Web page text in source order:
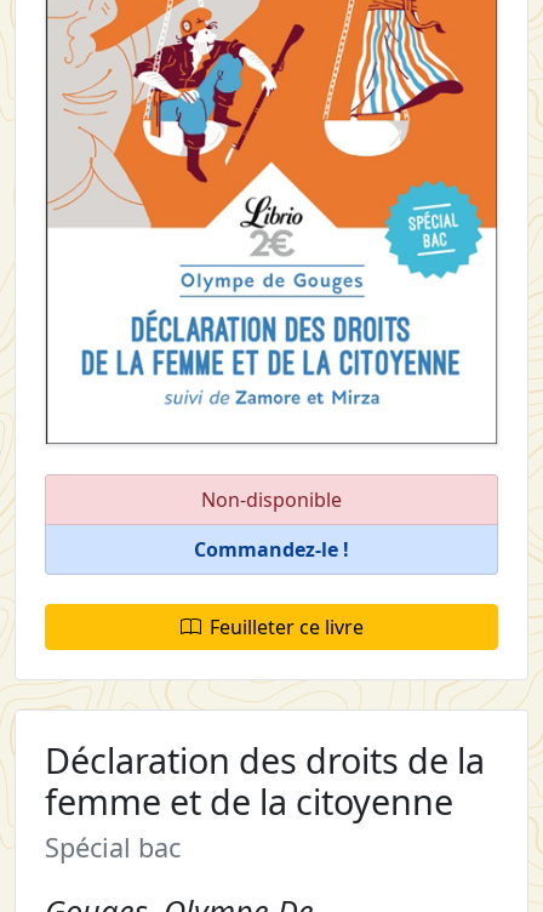
Non-disponible
Commandez-le !
Feuilleter ce livre
Déclaration des droits de la
femme et de la citoyenne
Spécial bac